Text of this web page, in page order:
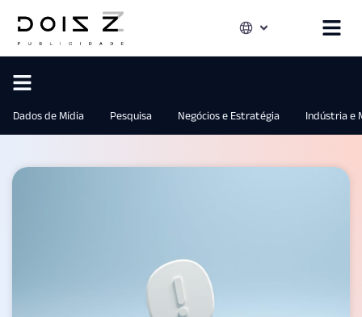
Dados de Mídia Pesquisa Negócios e Estratégia Indústria e